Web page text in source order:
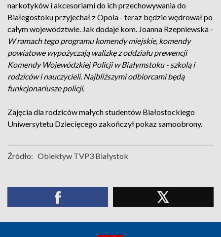
narkotyków i akcesoriami do ich przechowywania do
Białegostoku przyjechał z Opola - teraz będzie wędrował po
całym województwie. Jak dodaje kom. Joanna Rzepniewska -
W ramach tego programu komendy miejskie, komendy
powiatowe wypożyczają walizkę z oddziału prewencji
Komendy Wojewódzkiej Policji w Białymstoku - szkolą i
rodziców i nauczycieli. Najbliższymi odbiorcami będą
funkcjonariusze policji.
Zajęcia dla rodziców małych studentów Białostockiego
Uniwersytetu Dziecięcego zakończył pokaz samoobrony.
Źródło: Obiektyw TVP3 Białystok